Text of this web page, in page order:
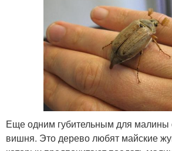
Еще одним губительным для малины
вишня. Это дерево любят майские